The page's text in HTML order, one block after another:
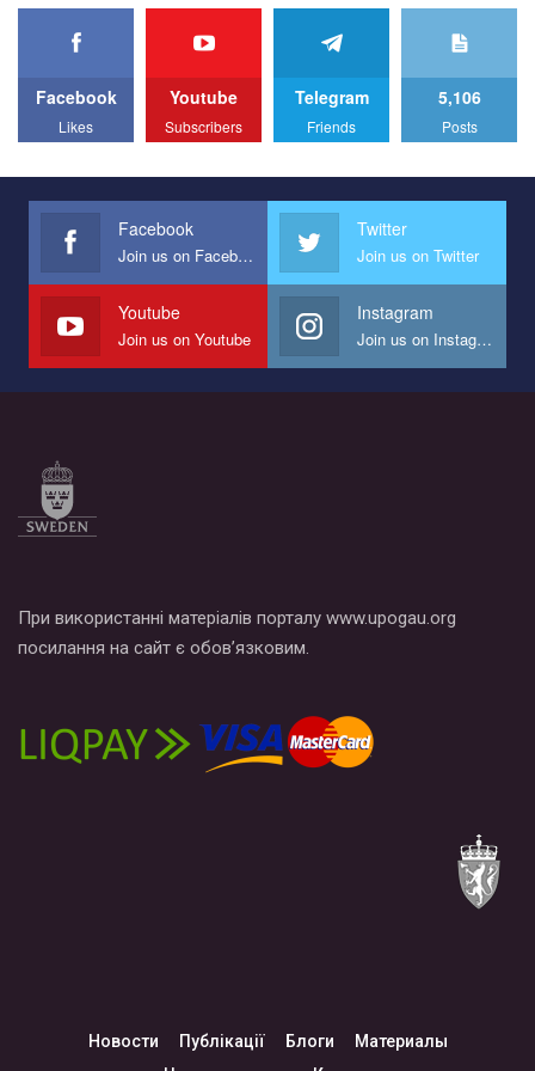
We appeal to your support and ask to help us implement our plan
All you have to do is to press "Like" below the video.
Эмоционально сильный ролик от команды "Гей-альянс
представляющий программу развития организации.
Мы просим вас поддержать нас и помочь нам реализовать
наш план по борьбе с насилием и дискриминацией на почве
СОГИ в Украине.
Все, что вам нужно сделать - это зайти на наш канал YouTube
по этой ссылке и поставить лайк под видео.
Facebook
Likes
Youtube
Subscribers
Telegram
Friends
5,106
Posts
Facebook
Join us on Facebook
Twitter
Join us on Twitter
Youtube
Join us on Youtube
Instagram
Join us on Instagram
При використанні матеріалів порталу www.upogau.org
посилання на сайт є обов’язковим.
Новости Публікації Блоги
Материалы